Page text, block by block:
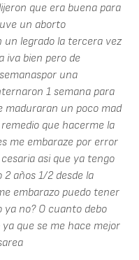
que era buena para
un aborto
un legrado la tercera vez
iva bien pero de
una
1 semana para
maduraran un poco mad
que hacerme la
me embaraze por error
asi que ya tengo
2 años 1/2 desde la
embarazo puedo tener
no? O cuanto debo
que se me hace mejor